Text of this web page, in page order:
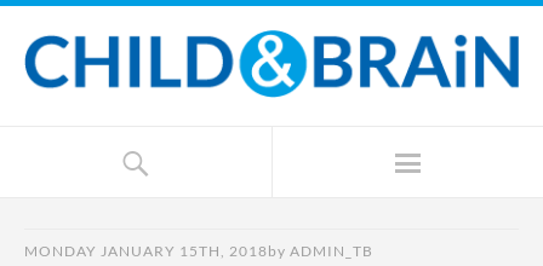
MONDAY JANUARY 15TH, 2018by ADMIN_TB